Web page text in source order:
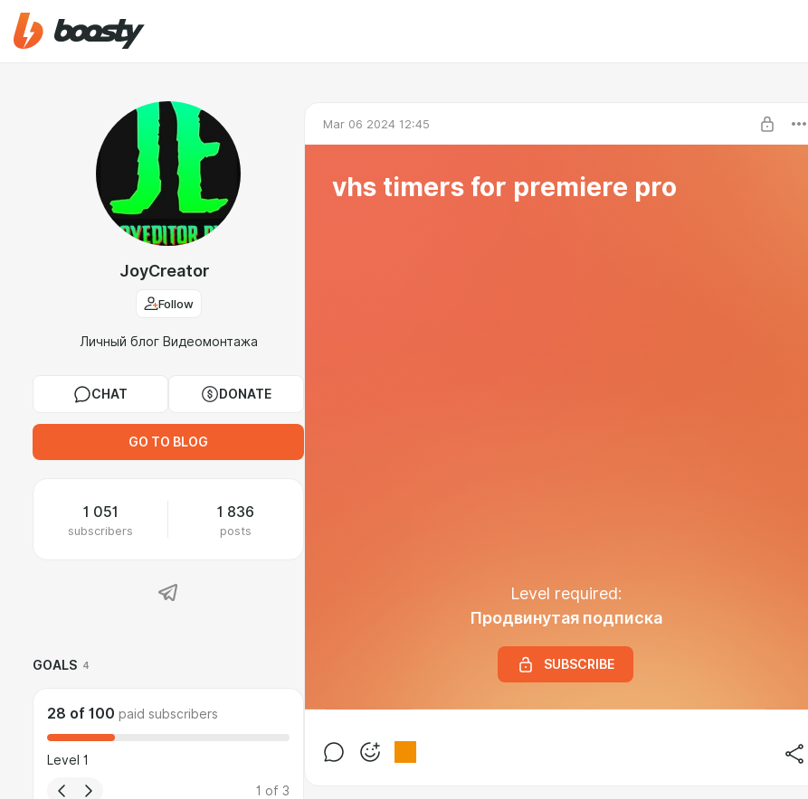
JoyCreator
Follow
Личный блог Видеомонтажа
CHAT DONATE
GO TO BLOG
1 051
subscribers
1 836
posts
GOALS 4
28 of 100 paid subscribers
Level 1
1 of 3
Mar 06 2024 12:45
vhs timers for premiere pro
Level required:
Продвинутая подписка
SUBSCRIBE